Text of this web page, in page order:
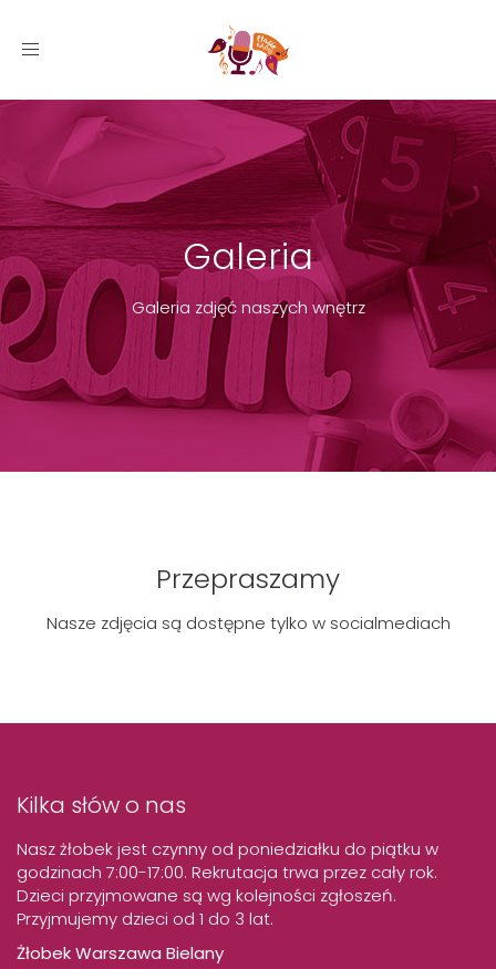
Toggle
Galeria
Galeria zdjęć naszych wnętrz
Przepraszamy
Nasze zdjęcia są dostępne tylko w socialmediach
Kilka słów o nas
Nasz żłobek jest czynny od poniedziałku do piątku w
godzinach 7:00-17:00. Rekrutacja trwa przez cały rok.
Dzieci przyjmowane są wg kolejności zgłoszeń.
Przyjmujemy dzieci od 1 do 3 lat.
Żłobek Warszawa Bielany